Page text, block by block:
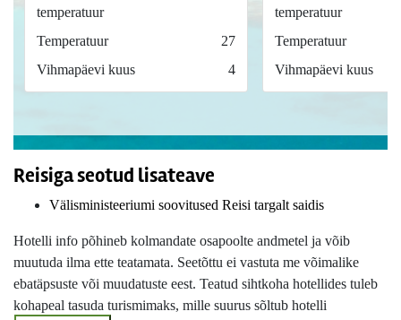
temperatuur
Temperatuur
27
Vihmapäevi kuus
4
temperatuur
Temperatuur
Vihmapäevi kuus
Reisiga seotud lisateave
Välisministeeriumi soovitused Reisi targalt saidis
Hotelli info põhineb kolmandate osapoolte andmetel ja võib
muutuda ilma ette teatamata. Seetõttu ei vastuta me võimalike
ebatäpsuste või muudatuste eest. Teatud sihtkoha hotellides tuleb
kohapeal tasuda turismimaks, mille suurus sõltub hotelli